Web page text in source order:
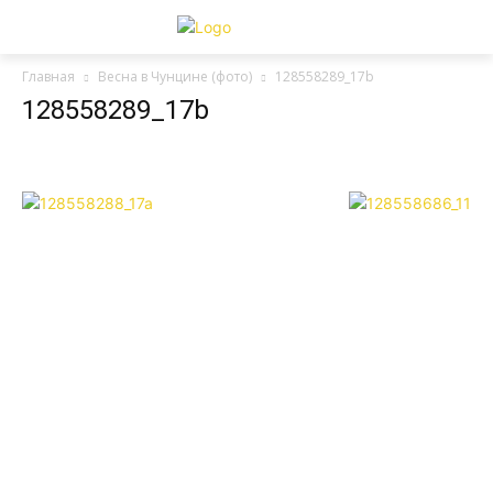
Главная Весна в Чунцине (фото) 128558289_17b
128558289_17b